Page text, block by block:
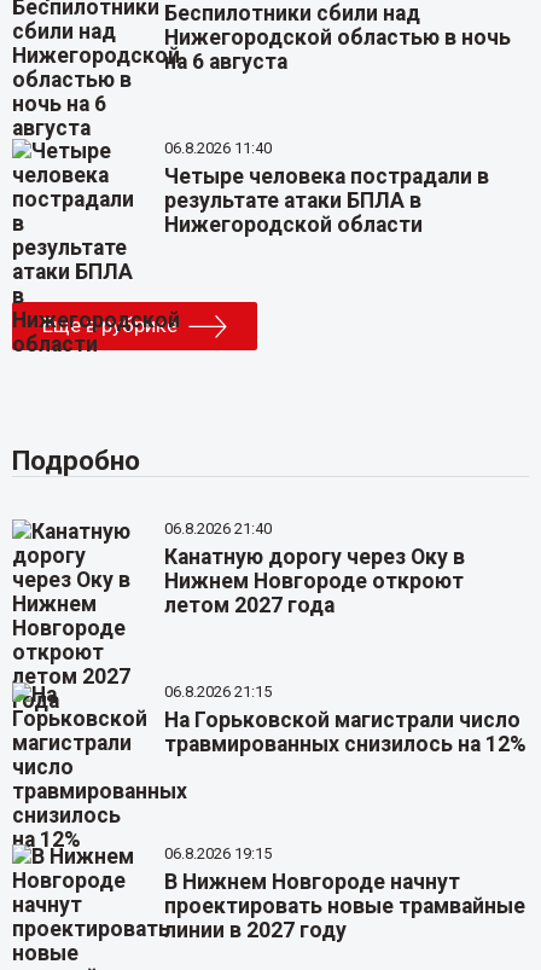
Беспилотники сбили над
Нижегородской областью в ночь
на 6 августа
06.8.2026 11:40
Четыре человека пострадали в
результате атаки БПЛА в
Нижегородской области
Еще в рубрике
Подробно
06.8.2026 21:40
Канатную дорогу через Оку в
Нижнем Новгороде откроют
летом 2027 года
06.8.2026 21:15
На Горьковской магистрали число
травмированных снизилось на 12%
06.8.2026 19:15
В Нижнем Новгороде начнут
проектировать новые трамвайные
линии в 2027 году